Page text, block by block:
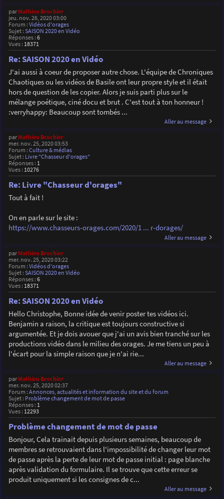
par Mathieu Brochier
jeu. nov. 26, 2020 03:00
Forum : Vidéos d'orages
Sujet : SAISON 2020 en Vidéo
Réponses : 6
Vues : 18371
Re: SAISON 2020 en Vidéo
J'ai aussi à coeur de proposer autre chose. L'équipe de Chroniques
Chaotiques ou les vidéos de Basile ont leur propre style et il était
hors de question de les copier. Alors je suis parti plus sur le
mélange poétique, ciné docu et brut . C'est tout à ton honneur !
:verryhappy: Beaucoup sont tombés ...
Aller au message
par Mathieu Brochier
mer. nov. 25, 2020 03:53
Forum : Culture & médias
Sujet : Livre "Chasseur d'orages"
Réponses : 1
Vues : 10276
Re: Livre "Chasseur d'orages"
Tout à fait !
On en parle sur le site :
https://www.chasseurs-orages.com/2020/1 ... r-dorages/
Aller au message
par Mathieu Brochier
mer. nov. 25, 2020 03:22
Forum : Vidéos d'orages
Sujet : SAISON 2020 en Vidéo
Réponses : 6
Vues : 18371
Re: SAISON 2020 en Vidéo
Hello Christophe, Bonne idée de venir poster tes vidéos ici.
Benjamin a raison, la critique est toujours constructive si
argumentée. Et je dois avouer que j'ai un avis bien tranché sur les
productions vidéo dans le milieu des orages. Je me tiens un peu à
l'écart pour la simple raison que je n'ai rie...
Aller au message
par Mathieu Brochier
mer. nov. 25, 2020 02:37
Forum : Annonces, actualités et information du site et du forum
Sujet : Problème changement de mot de passe
Réponses : 1
Vues : 12293
Problème changement de mot de passe
Bonjour, Cela trainait depuis plusieurs semaines, beaucoup de
membres se retrouvaient dans l'impossibilité de changer leur mot
de passe après la perte de leur mot de passe initial : page blanche
après validation du formulaire. Il se trouve que cette erreur se
produit uniquement si les consignes de c...
Aller au message